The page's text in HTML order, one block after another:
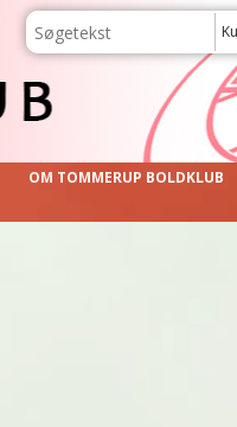
OM TOMMERUP BOLDKLUB